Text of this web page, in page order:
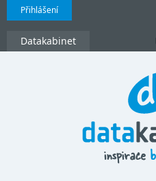
Přihlášení
Datakabinet